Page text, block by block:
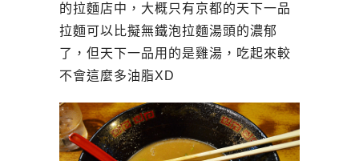
的拉麵店中，大概只有京都的天下一品
拉麵可以比擬無鐵泡拉麵湯頭的濃郁
了，但天下一品用的是雞湯，吃起來較
不會這麼多油脂XD